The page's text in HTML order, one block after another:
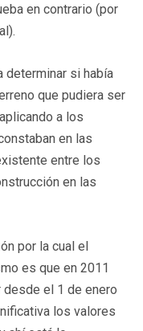
en contrario (por
determinar si había
que pudiera ser
a los
en las
entre los
en las
por la cual el
es que en 2011
desde el 1 de enero
los valores